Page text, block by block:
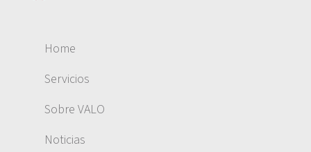
Home
Servicios
Sobre VALO
Noticias